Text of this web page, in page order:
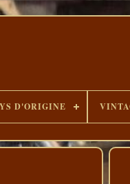
D'ORIGINE